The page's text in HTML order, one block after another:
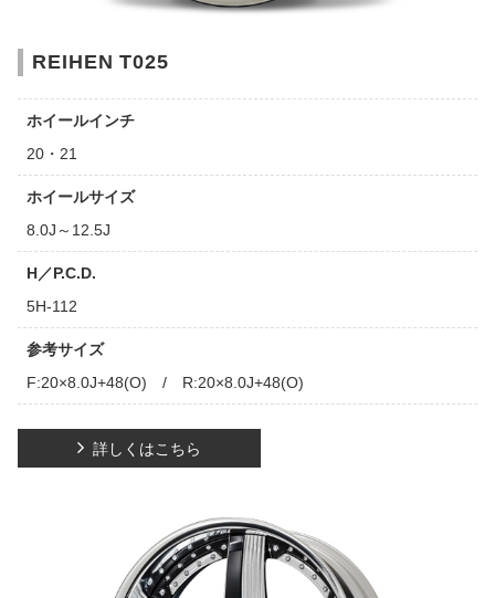
REIHEN T025
ホイールインチ
20・21
ホイールサイズ
8.0J～12.5J
H／P.C.D.
5H-112
参考サイズ
F:20×8.0J+48(O) / R:20×8.0J+48(O)
詳しくはこちら